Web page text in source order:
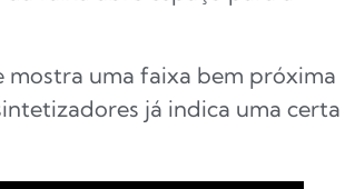
mostra uma faixa bem próxima
já indica uma certa